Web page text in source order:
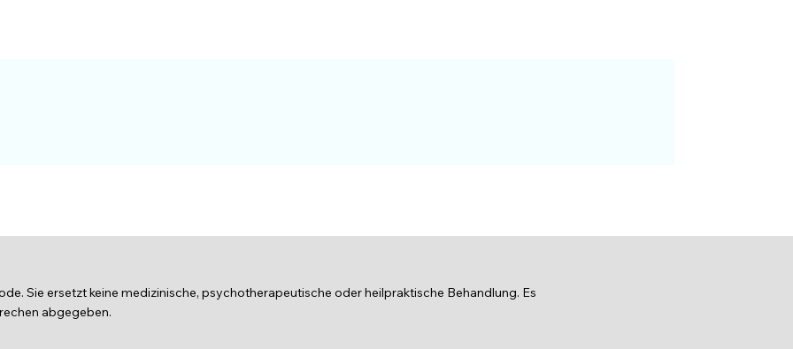
Sie ersetzt keine medizinische, psychotherapeutische oder heilpraktische Behandlung. Es
abgegeben.